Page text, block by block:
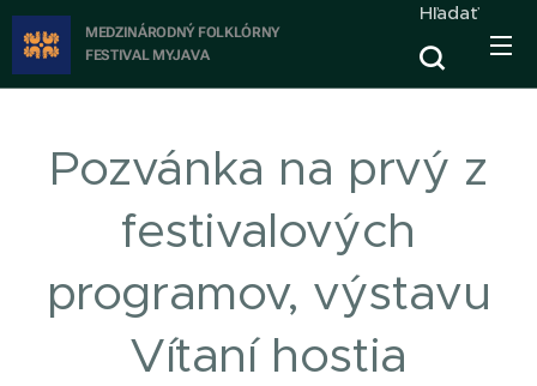
MEDZINÁRODNÝ FOLKLÓRNY
FESTIVAL MYJAVA
Hľadať
Pozvánka na prvý z
festivalových
programov, výstavu
Vítaní hostia